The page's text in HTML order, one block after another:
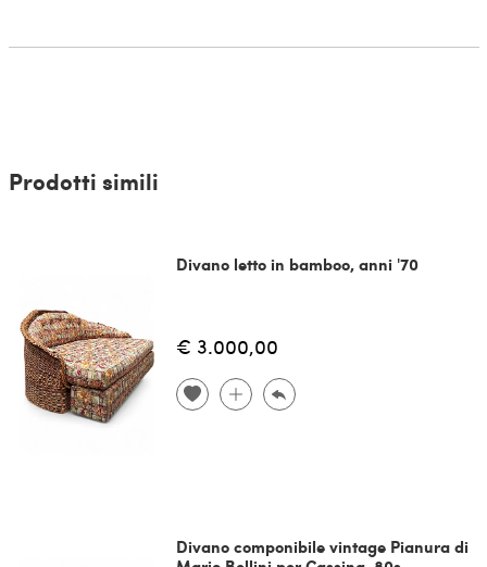
Prodotti simili
Divano letto in bamboo, anni '70
€ 3.000,00
Divano componibile vintage Pianura di